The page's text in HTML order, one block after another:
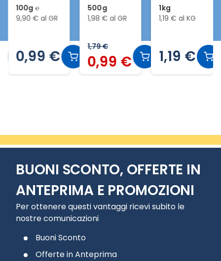
100g ℮
9,90 € al GR
0,99 €
500g
1,98 € al GR
1,79 €
0,99 €
1kg
1,19 € al KG
1,19 €
BUONI SCONTO, OFFERTE IN
ANTEPRIMA E PROMOZIONI
Per ottenere questi vantaggi ricevi subito le
nostre comunicazioni
Buoni Sconto
Offerte in Anteprima